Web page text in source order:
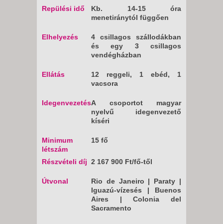
Repülési idő
Kb. 14-15 óra
menetiránytól függően
Elhelyezés
4 csillagos szállodákban
és egy 3 csillagos
vendégházban
Ellátás
12 reggeli, 1 ebéd, 1
vacsora
IdegenvezetésA csoportot magyar
nyelvű idegenvezető
kíséri
Minimum
létszám
15 fő
Részvételi díj 2 167 900 Ft/fő-től
Útvonal
Rio de Janeiro | Paraty |
Iguazú-vízesés | Buenos
Aires | Colonia del
Sacramento